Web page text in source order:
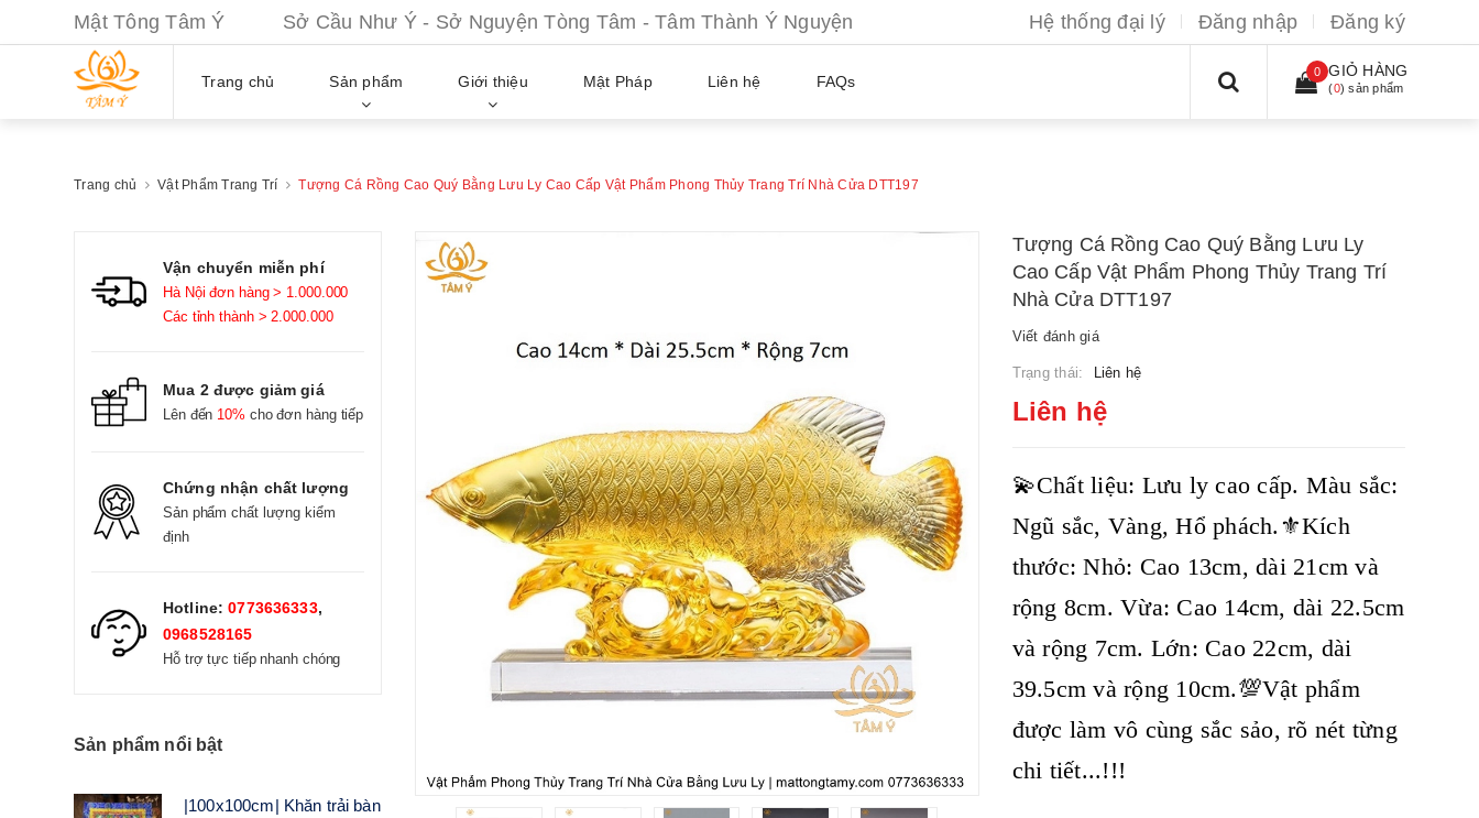
Mật Tông Tâm Ý Sở Cầu Như Ý - Sở Nguyện Tòng Tâm - Tâm Thành Ý Nguyện Hệ thống đại lý Đăng nhập Đăng ký
Trang chủ Sản phẩm Giới thiệu Mật Pháp Liên hệ FAQs
0 GIỎ HÀNG
(0) sản phẩm
Trang chủ Vật Phẩm Trang Trí Tượng Cá Rồng Cao Quý Bằng Lưu Ly Cao Cấp Vật Phẩm Phong Thủy Trang Trí Nhà Cửa DTT197
Vận chuyển miễn phí
Hà Nội đơn hàng > 1.000.000
Các tỉnh thành > 2.000.000
Mua 2 được giảm giá
Lên đến 10% cho đơn hàng tiếp
Chứng nhận chất lượng
Sản phẩm chất lượng kiểm
định
Hotline:0773636333,
0968528165
Hỗ trợ tực tiếp nhanh chóng
Sản phẩm nổi bật
|100x100cm| Khăn trải bàn
Tượng Cá Rồng Cao Quý Bằng Lưu Ly
Cao Cấp Vật Phẩm Phong Thủy Trang Trí
Nhà Cửa DTT197
Viết đánh giá
Trạng thái: Liên hệ
Liên hệ
💫Chất liệu: Lưu ly cao cấp. Màu sắc:
Ngũ sắc, Vàng, Hổ phách.⚜️Kích
thước: Nhỏ: Cao 13cm, dài 21cm và
rộng 8cm. Vừa: Cao 14cm, dài 22.5cm
và rộng 7cm. Lớn: Cao 22cm, dài
39.5cm và rộng 10cm.💯Vật phẩm
được làm vô cùng sắc sảo, rõ nét từng
chi tiết...!!!